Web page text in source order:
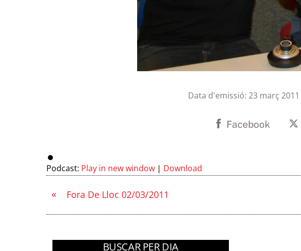
Data d'emissió:23 març 2011
Facebook
Podcast: Play in new window | Download
« Fora De Lloc 02/03/2011
BUSCAR PER DIA